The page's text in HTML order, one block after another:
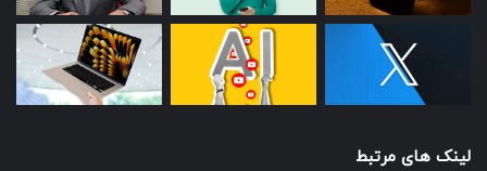
لینک های مرتبط